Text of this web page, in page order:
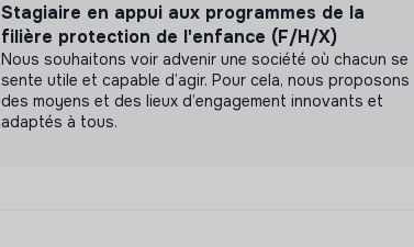
Stagiaire en appui aux programmes de la
filière protection de l'enfance (F/H/X)
Nous souhaitons voir advenir une société où chacun se
sente utile et capable d’agir. Pour cela, nous proposons
des moyens et des lieux d’engagement innovants et
adaptés à tous.